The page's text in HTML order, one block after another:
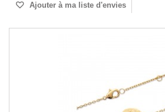
Ajouter à ma liste d'envies